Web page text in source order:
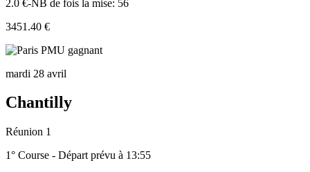
2.0 €-NB de fois la mise: 56
3451.40 €
mardi 28 avril
Chantilly
Réunion 1
1° Course - Départ prévu à 13:55